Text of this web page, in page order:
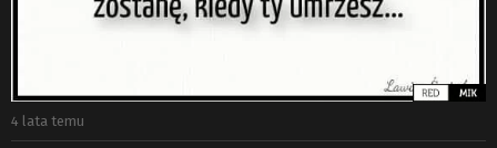
4 lata temu